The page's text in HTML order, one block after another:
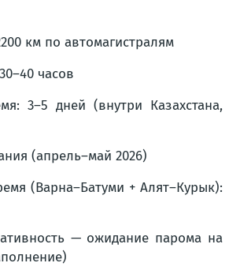
км по автомагистралям
часов
3–5 дней (внутри Казахстана,
(апрель–май 2026)
(Варна–Батуми + Алят–Курык):
— ожидание парома на